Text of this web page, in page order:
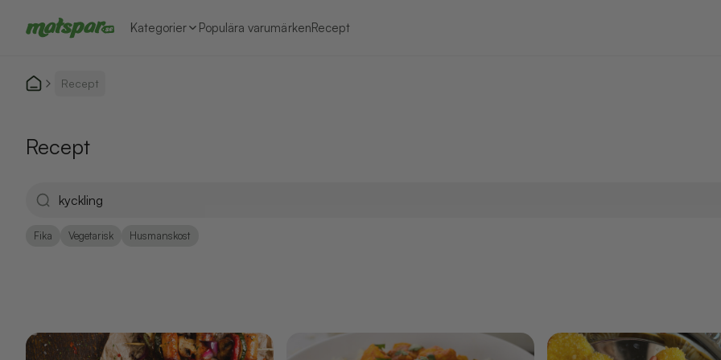
Kategorier Populära varumärkenRecept
Recept
Recept
Fika Vegetarisk Husmanskost